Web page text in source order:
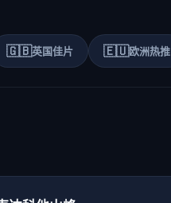
🇬🇧英国佳片 🇪🇺欧洲热推